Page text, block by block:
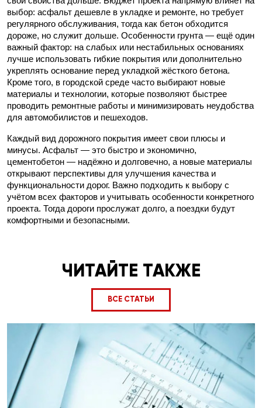
выбор: асфальт дешевле в укладке и ремонте, но требует
регулярного обслуживания, тогда как бетон обходится
дороже, но служит дольше. Особенности грунта — ещё один
важный фактор: на слабых или нестабильных основаниях
лучше использовать гибкие покрытия или дополнительно
укреплять основание перед укладкой жёсткого бетона.
Кроме того, в городской среде часто выбирают новые
материалы и технологии, которые позволяют быстрее
проводить ремонтные работы и минимизировать неудобства
для автомобилистов и пешеходов.
Каждый вид дорожного покрытия имеет свои плюсы и
минусы. Асфальт — это быстро и экономично,
цементобетон — надёжно и долговечно, а новые материалы
открывают перспективы для улучшения качества и
функциональности дорог. Важно подходить к выбору с
учётом всех факторов и учитывать особенности конкретного
проекта. Тогда дороги прослужат долго, а поездки будут
комфортными и безопасными.
ЧИТАЙТЕ ТАКЖЕ
ВСЕ СТАТЬИ